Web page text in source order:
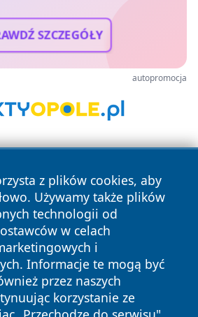
SZCZEGÓŁY
autopromocja
z plików cookies, aby
Używamy także plików
technologii od
w celach
i
Informacje te mogą być
przez naszych
korzystanie ze
Wszystkie prawa
Polityka